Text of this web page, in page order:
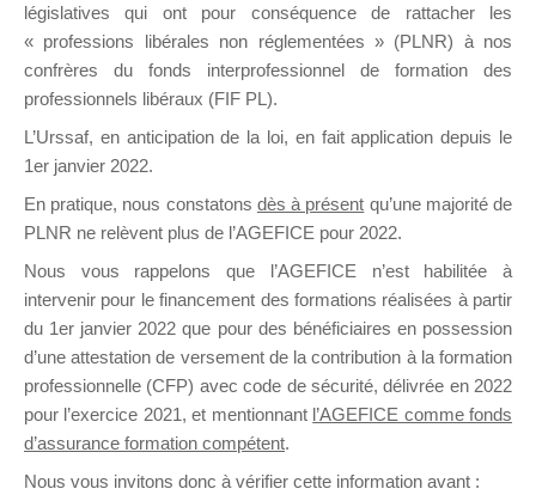
DE
formation. Il accueille également les Conseillers
législatives qui ont pour conséquence de rattacher les
« professions libérales non réglementées » (PLNR) à nos
confrères du fonds interprofessionnel de formation des
professionnels libéraux (FIF PL).
L’Urssaf, en anticipation de la loi, en fait application depuis le
1er janvier 2022.
En pratique, nous constatons dès à présent qu’une majorité de
PLNR ne relèvent plus de l’AGEFICE pour 2022.
Nous vous rappelons que l’AGEFICE n’est habilitée à
intervenir pour le financement des formations réalisées à partir
du 1er janvier 2022 que pour des bénéficiaires en possession
d’une attestation de versement de la contribution à la formation
professionnelle (CFP) avec code de sécurité, délivrée en 2022
pour l’exercice 2021, et mentionnant l’AGEFICE comme fonds
d’assurance formation compétent.
Nous vous invitons donc à vérifier cette information avant :